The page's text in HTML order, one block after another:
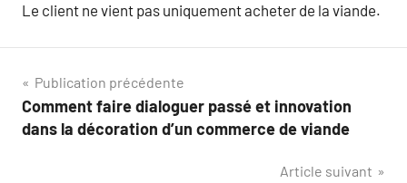
Le client ne vient pas uniquement acheter de la viande.
Navigation
de
Publication précédente
Comment faire dialoguer passé et innovation
dans la décoration d’un commerce de viande
Article suivant